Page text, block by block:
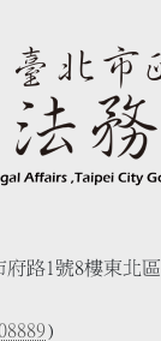
府路1號8樓東北區
)